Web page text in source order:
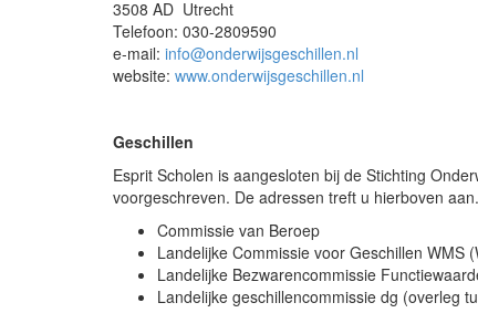
3508 AD Utrecht
Telefoon: 030-2809590
e-mail: info@onderwijsgeschillen.nl
website: www.onderwijsgeschillen.nl
Geschillen
Esprit Scholen is aangesloten bij de Stichting
voorgeschreven. De adressen treft u hierboven
Commissie van Beroep
Landelijke Commissie voor Geschillen WMS
Landelijke Bezwarencommissie
Landelijke geschillencommissie dg (overleg